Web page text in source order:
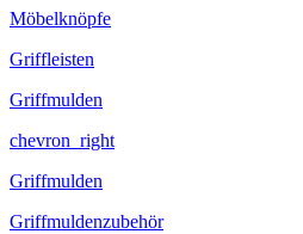
Möbelknöpfe
Griffleisten
Griffmulden
chevron_right
Griffmulden
Griffmuldenzubehör